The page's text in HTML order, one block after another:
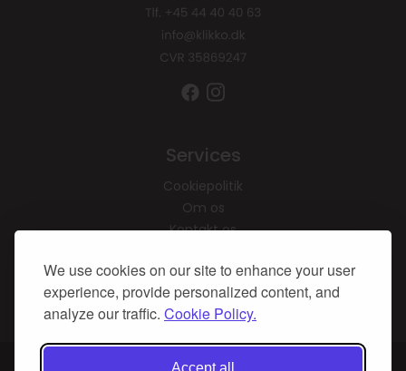
We use cookies on our site to enhance your user
experience, provide personalized content, and
analyze our traffic. Cookie Policy.
Accept all
Services
Cookiepolitik
Om os
Kontakt os
Tilmeld dig vores
nyhedsbrev, og vind en
gratis brunch for 2
På vores website bruges cookies til at huske dine